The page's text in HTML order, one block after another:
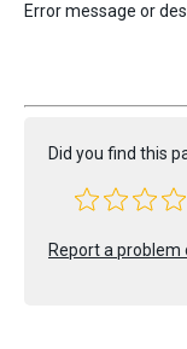
Error message or
Did you find this
Report a problem